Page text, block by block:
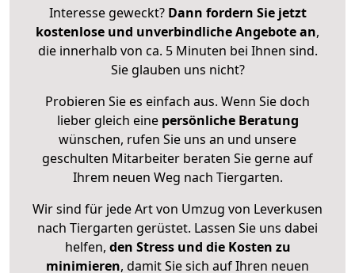
Interesse geweckt? Dann fordern Sie jetzt
kostenlose und unverbindliche Angebote an,
die innerhalb von ca. 5 Minuten bei Ihnen sind.
Sie glauben uns nicht?
Probieren Sie es einfach aus. Wenn Sie doch
lieber gleich eine persönliche Beratung
wünschen, rufen Sie uns an und unsere
geschulten Mitarbeiter beraten Sie gerne auf
Ihrem neuen Weg nach Tiergarten.
Wir sind für jede Art von Umzug von Leverkusen
nach Tiergarten gerüstet. Lassen Sie uns dabei
helfen, den Stress und die Kosten zu
minimieren, damit Sie sich auf Ihren neuen